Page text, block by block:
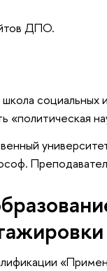
ДПО.
социальных
«политическая